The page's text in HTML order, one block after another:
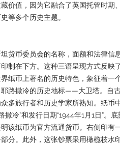
价值，因为它融合了英国托管时期
等多个历史主题。
货币委员会的名称，面额和法律信
制在下方。这种三语呈现方式反映
纸币上著名的历史特色，象征着一
路撒冷的历史地标——大卫塔。自
多旅行者和历史学家所熟知。纸币
撒冷”和发行日期“1944年1月1日”。
该纸币为官方流通货币。右侧印有
分。此外，这张钞票采用橄榄枝水